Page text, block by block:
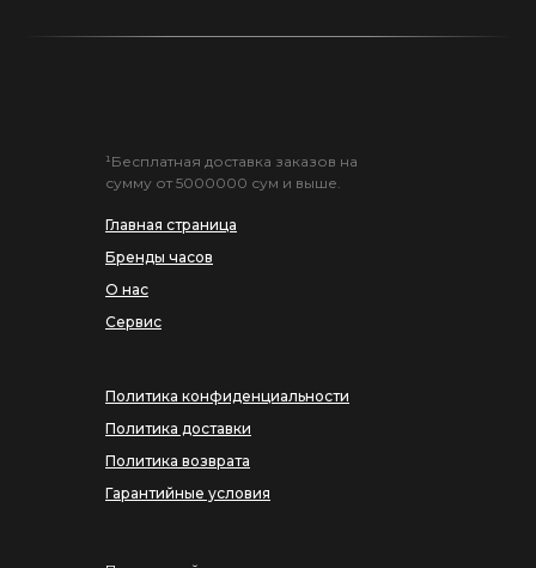
Главная страница
Бренды часов
О нас
Сервис
¹Бесплатная доставка заказов на
сумму от 5000000 сум и выше.
Политика конфиденциальности
Политика доставки
Политика возврата
Гарантийные условия